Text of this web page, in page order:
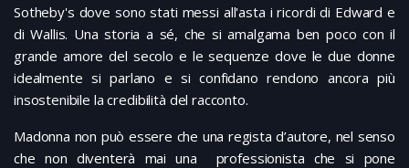
Sotheby's dove sono stati messi all'asta i ricordi di Edward e
di Wallis. Una storia a sé, che si amalgama ben poco con il
grande amore del secolo e le sequenze dove le due donne
idealmente si parlano e si confidano rendono ancora più
insostenibile la credibilità del racconto.
Madonna non può essere che una regista d’autore, nel senso
che non diventerà mai una professionista che si pone